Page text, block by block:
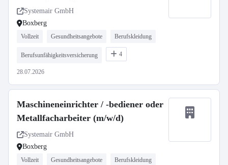
Systemair GmbH
Boxberg
Vollzeit Gesundheitsangebote Berufskleidung
Berufsunfähigkeitsversicherung 4
28.07.2026
Maschineneinrichter / -bediener oder
Metallfacharbeiter (m/w/d)
Systemair GmbH
Boxberg
Vollzeit Gesundheitsangebote Berufskleidung